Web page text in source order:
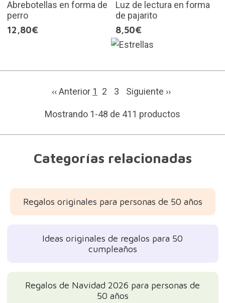
Abrebotellas en forma de
perro
12,80€
Luz de lectura en forma
de pajarito
8,50€
‹‹ Anterior 1 2 3 Siguiente ››
Mostrando 1-48 de 411 productos
Categorías relacionadas
Regalos originales para personas de 50 años
Ideas originales de regalos para 50
cumpleaños
Regalos de Navidad 2026 para personas de
50 años